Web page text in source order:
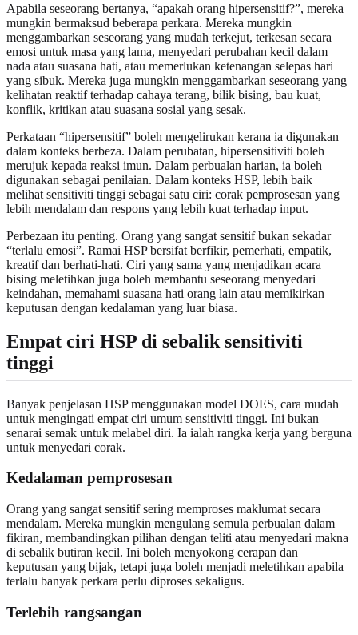
Apabila seseorang bertanya, “apakah orang hipersensitif?”, mereka
mungkin bermaksud beberapa perkara. Mereka mungkin
menggambarkan seseorang yang mudah terkejut, terkesan secara
emosi untuk masa yang lama, menyedari perubahan kecil dalam
nada atau suasana hati, atau memerlukan ketenangan selepas hari
yang sibuk. Mereka juga mungkin menggambarkan seseorang yang
kelihatan reaktif terhadap cahaya terang, bilik bising, bau kuat,
konflik, kritikan atau suasana sosial yang sesak.
Perkataan “hipersensitif” boleh mengelirukan kerana ia digunakan
dalam konteks berbeza. Dalam perubatan, hipersensitiviti boleh
merujuk kepada reaksi imun. Dalam perbualan harian, ia boleh
digunakan sebagai penilaian. Dalam konteks HSP, lebih baik
melihat sensitiviti tinggi sebagai satu ciri: corak pemprosesan yang
lebih mendalam dan respons yang lebih kuat terhadap input.
Perbezaan itu penting. Orang yang sangat sensitif bukan sekadar
“terlalu emosi”. Ramai HSP bersifat berfikir, pemerhati, empatik,
kreatif dan berhati-hati. Ciri yang sama yang menjadikan acara
bising meletihkan juga boleh membantu seseorang menyedari
keindahan, memahami suasana hati orang lain atau memikirkan
keputusan dengan kedalaman yang luar biasa.
Empat ciri HSP di sebalik sensitiviti
tinggi
Banyak penjelasan HSP menggunakan model DOES, cara mudah
untuk mengingati empat ciri umum sensitiviti tinggi. Ini bukan
senarai semak untuk melabel diri. Ia ialah rangka kerja yang berguna
untuk menyedari corak.
Kedalaman pemprosesan
Orang yang sangat sensitif sering memproses maklumat secara
mendalam. Mereka mungkin mengulang semula perbualan dalam
fikiran, membandingkan pilihan dengan teliti atau menyedari makna
di sebalik butiran kecil. Ini boleh menyokong cerapan dan
keputusan yang bijak, tetapi juga boleh menjadi meletihkan apabila
terlalu banyak perkara perlu diproses sekaligus.
Terlebih rangsangan